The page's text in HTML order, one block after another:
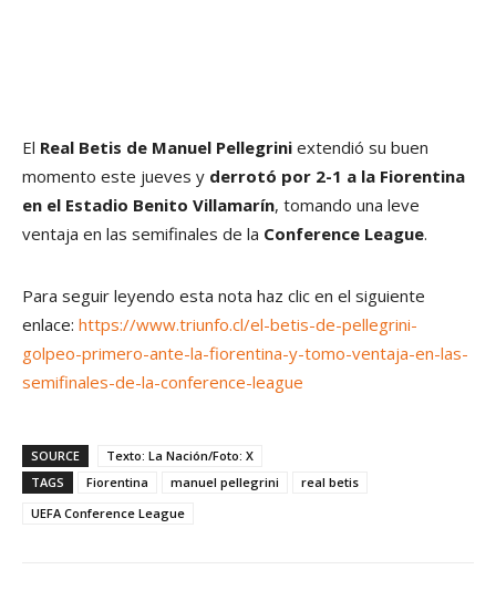
El Real Betis de Manuel Pellegrini extendió su buen
momento este jueves y derrotó por 2-1 a la Fiorentina
en el Estadio Benito Villamarín, tomando una leve
ventaja en las semifinales de la Conference League.
Para seguir leyendo esta nota haz clic en el siguiente
enlace: https://www.triunfo.cl/el-betis-de-pellegrini-
golpeo-primero-ante-la-fiorentina-y-tomo-ventaja-en-las-
semifinales-de-la-conference-league
SOURCE
Texto: La Nación/Foto: X
TAGS
Fiorentina manuel pellegrini
real betis
UEFA Conference League